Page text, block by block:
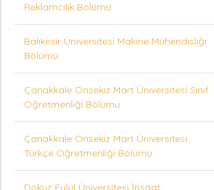
Reklamcılık Bölümü
Balıkesir Üniversitesi Makine Mühendisliği
Bölümü
Çanakkale Onsekiz Mart Üniversitesi Sınıf
Öğretmenliği Bölümü
Çanakkale Onsekiz Mart Üniversitesi
Türkçe Öğretmenliği Bölümü
Dokuz Eylül Üniversitesi İnşaat